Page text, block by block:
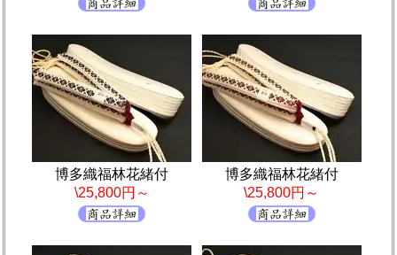
博多織福林花緒付
\25,800円～
博多織福林花緒付
\25,800円～